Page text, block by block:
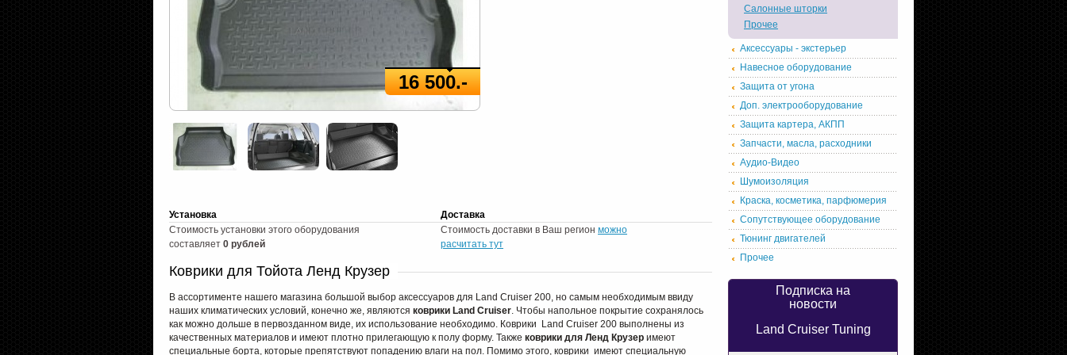
16 500.-
Установка
Доставка
Стоимость установки этого оборудования
составляет 0 рублей
Стоимость доставки в Ваш регион можно
расчитать тут
Коврики для Тойота Ленд Крузер
В ассортименте нашего магазина большой выбор аксессуаров для Land Cruiser 200, но самым необходимым ввиду
наших климатических условий, конечно же, являются коврики Land Cruiser. Чтобы напольное покрытие сохранялось
как можно дольше в первозданном виде, их использование необходимо. Коврики Land Cruiser 200 выполнены из
качественных материалов и имеют плотно прилегающую к полу форму. Также коврики для Ленд Крузер имеют
специальные борта, которые препятствуют попадению влаги на пол. Помимо этого, коврики имеют специальную
Салонные шторки
Прочее
Аксессуары - экстерьер
Навесное оборудование
Защита от угона
Доп. электрооборудование
Защита картера, АКПП
Запчасти, масла, расходники
Аудио-Видео
Шумоизоляция
Краска, косметика, парфюмерия
Сопутствующее оборудование
Тюнинг двигателей
Прочее
Подписка на
новости
Land Cruiser Tuning